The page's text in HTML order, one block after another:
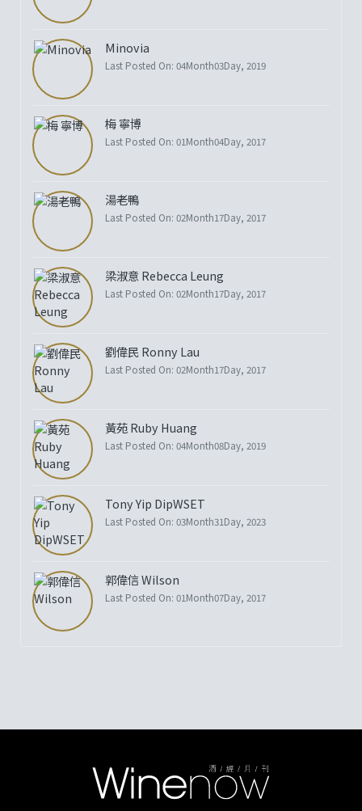
Minovia
Last Posted On: 04Month03Day, 2019
梅 寧博
Last Posted On: 01Month04Day, 2017
湯老鴨
Last Posted On: 02Month17Day, 2017
梁淑意 Rebecca Leung
Last Posted On: 02Month17Day, 2017
劉偉民 Ronny Lau
Last Posted On: 02Month17Day, 2017
黃苑 Ruby Huang
Last Posted On: 04Month08Day, 2019
Tony Yip DipWSET
Last Posted On: 03Month31Day, 2023
郭偉信 Wilson
Last Posted On: 01Month07Day, 2017